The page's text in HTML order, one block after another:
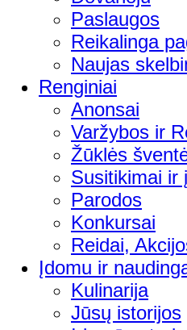
Paslaugos
Reikalinga
Naujas
Renginiai
Anonsai
Varžybos ir
Žūklės
Susitikimai ir
Parodos
Konkursai
Reidai,
Įdomu ir
Kulinarija
Jūsų istorijos